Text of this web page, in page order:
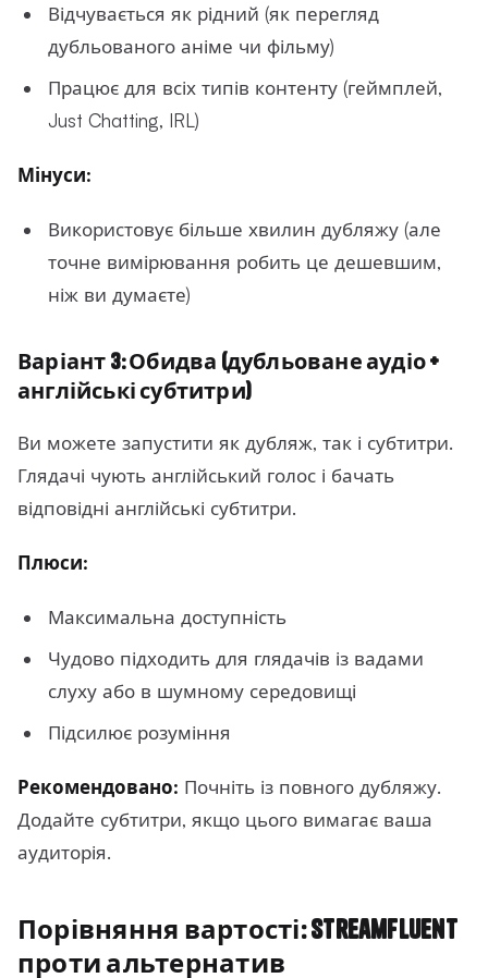
Відчувається як рідний (як перегляд
дубльованого аніме чи фільму)
Працює для всіх типів контенту (геймплей,
Just Chatting, IRL)
Мінуси:
Використовує більше хвилин дубляжу (але
точне вимірювання робить це дешевшим,
ніж ви думаєте)
Варіант 3: Обидва (дубльоване аудіо +
англійські субтитри)
Ви можете запустити як дубляж, так і субтитри.
Глядачі чують англійський голос і бачать
відповідні англійські субтитри.
Плюси:
Максимальна доступність
Чудово підходить для глядачів із вадами
слуху або в шумному середовищі
Підсилює розуміння
Рекомендовано: Почніть із повного дубляжу.
Додайте субтитри, якщо цього вимагає ваша
аудиторія.
Порівняння вартості: StreamFluent
проти альтернатив